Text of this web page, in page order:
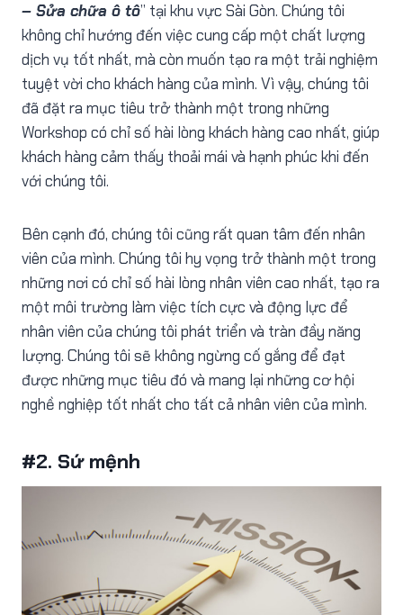
– Sửa chữa ô tô” tại khu vực Sài Gòn. Chúng tôi
không chỉ hướng đến việc cung cấp một chất lượng
dịch vụ tốt nhất, mà còn muốn tạo ra một trải nghiệm
tuyệt vời cho khách hàng của mình. Vì vậy, chúng tôi
đã đặt ra mục tiêu trở thành một trong những
Workshop có chỉ số hài lòng khách hàng cao nhất, giúp
khách hàng cảm thấy thoải mái và hạnh phúc khi đến
với chúng tôi.
Bên cạnh đó, chúng tôi cũng rất quan tâm đến nhân
viên của mình. Chúng tôi hy vọng trở thành một trong
những nơi có chỉ số hài lòng nhân viên cao nhất, tạo ra
một môi trường làm việc tích cực và động lực để
nhân viên của chúng tôi phát triển và tràn đầy năng
lượng. Chúng tôi sẽ không ngừng cố gắng để đạt
được những mục tiêu đó và mang lại những cơ hội
nghề nghiệp tốt nhất cho tất cả nhân viên của mình.
#2. Sứ mệnh